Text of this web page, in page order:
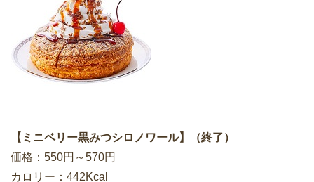
【ミニベリー黒みつシロノワール】（終了）
価格：550円～570円
カロリー：442Kcal